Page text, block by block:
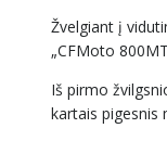
Žvelgiant į
„CFMoto
Iš pirmo
kartais pigesnis